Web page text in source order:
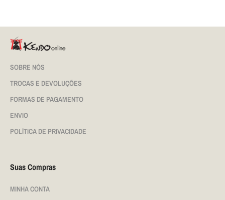
SOBRE NÓS
TROCAS E DEVOLUÇÕES
FORMAS DE PAGAMENTO
ENVIO
POLÍTICA DE PRIVACIDADE
Suas Compras
MINHA CONTA